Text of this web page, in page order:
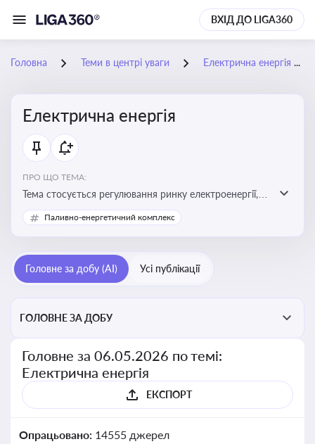
ВХІД ДО LIGA360
Головна Теми в центрі уваги Електрична енергія
Електрична енергія
ПРО ЩО ТЕМА:
Тема стосується регулювання ринку електроенергії,
включаючи її виробництво, постачання та фінансові
стимули для відновлюваної енергетики
Паливно-енергетичний комплекс
Головне за добу (AI) Усі публікації
ГОЛОВНЕ ЗА ДОБУ
Головне за 06.05.2026 по темі:
Електрична енергія
ЕКСПОРТ
Опрацьовано: 14555 джерел